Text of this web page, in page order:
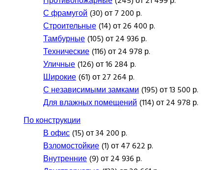
С фрамугой(30) от 7 200 р.
Строительные(14) от 26 400 р.
Тамбурные(105) от 24 936 р.
Технические(116) от 24 978 р.
Уличные(126) от 16 284 р.
Широкие(61) от 27 264 р.
С независимыми замками(195) от 13 500 р.
Для влажных помещений(114) от 24 978 р.
По конструкции
В офис(15) от 34 200 р.
Взломостойкие(1) от 47 622 р.
Внутренние(9) от 24 936 р.